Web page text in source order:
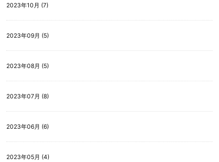
2023年10月 (7)
2023年09月 (5)
2023年08月 (5)
2023年07月 (8)
2023年06月 (6)
2023年05月 (4)